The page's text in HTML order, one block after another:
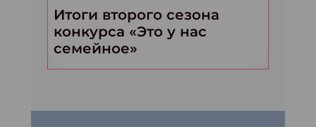
Итоги второго сезона
конкурса «Это у нас
семейное»